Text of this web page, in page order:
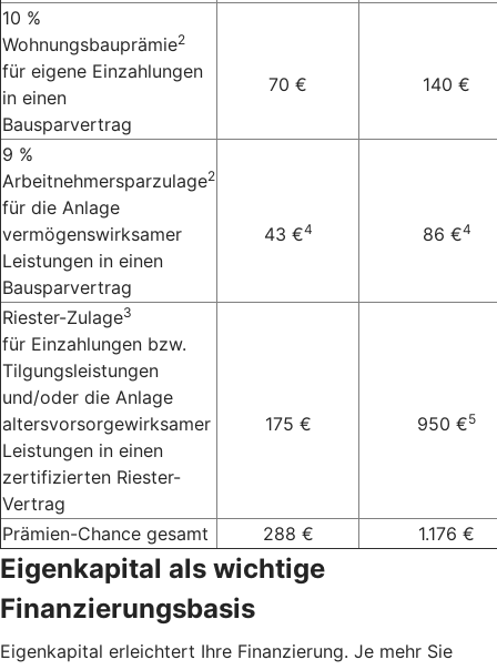
10 %
Wohnungsbauprämie2
für eigene Einzahlungen
in einen
Bausparvertrag
70 € 140 €
9 %
Arbeitnehmersparzulage2
für die Anlage
vermögenswirksamer
Leistungen in einen
Bausparvertrag
43 €4 86 €4
Riester-Zulage3
für Einzahlungen bzw.
Tilgungsleistungen
und/oder die Anlage
altersvorsorgewirksamer
Leistungen in einen
zertifizierten Riester-
Vertrag
175 € 950 €5
Prämien-Chance gesamt 288 € 1.176 €
Eigenkapital als wichtige
Finanzierungsbasis
Eigenkapital erleichtert Ihre Finanzierung. Je mehr Sie